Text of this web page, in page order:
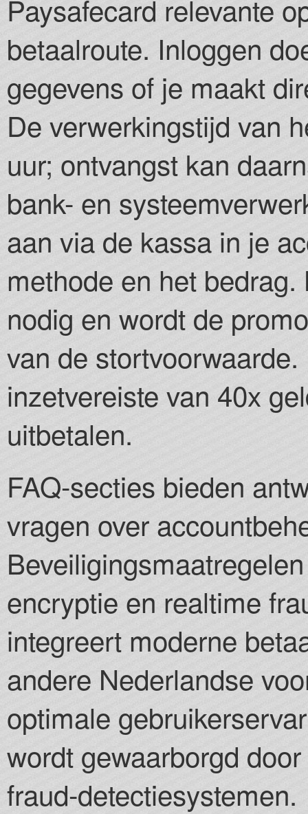
Paysafecard relevante
betaalroute. Inloggen
gegevens of je maakt
De verwerkingstijd van
uur; ontvangst kan
bank- en
aan via de kassa in je
methode en het
nodig en wordt de
van de
inzetvereiste van 40x
uitbetalen.
FAQ-secties bieden
vragen over
encryptie en realtime
integreert moderne
andere Nederlandse
optimale
wordt gewaarborgd
fraud-detectiesystemen.